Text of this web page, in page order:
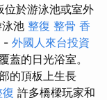
位於游泳池或室外
池 整復 整骨 香
- 外國人來台投資
蓋的日光浴室。
的頂板上生長
許多橋樑玩家和